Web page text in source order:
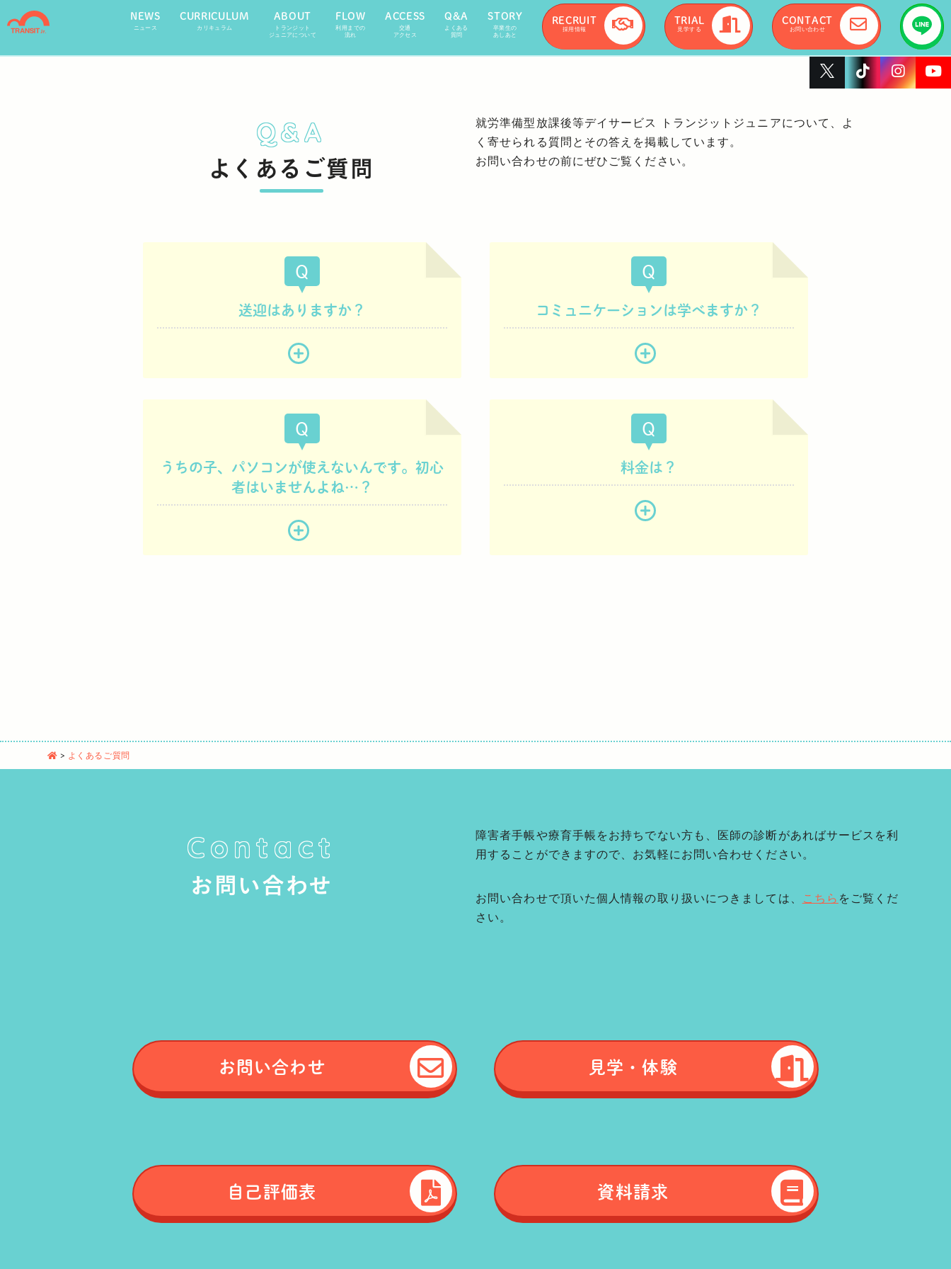
NEWS
ニュース
CURRICULUM
カリキュラム
ABOUT
トランジット
ジュニアについて
FLOW
利用までの
流れ
ACCESS
交通
アクセス
Q&A
よくある
質問
STORY
卒業生の
あしあと
RECRUIT
採用情報
TRIAL
見学する
CONTACT
お問い合わせ
Q&A
よくあるご質問
就労準備型放課後等デイサービス トランジットジュニアについて、よ
く寄せられる質問とその答えを掲載しています。
お問い合わせの前にぜひご覧ください。
Q
送迎はありますか？
Q
コミュニケーションは学べますか？
Q
うちの子、パソコンが使えないんです。初心
者はいませんよね…？
Q
料金は？
> よくあるご質問
Contact
お問い合わせ
障害者手帳や療育手帳をお持ちでない方も、医師の診断があればサービスを利
用することができますので、お気軽にお問い合わせください。
お問い合わせで頂いた個人情報の取り扱いにつきましては、 こちら をご覧くだ
さい。
お問い合わせ 見学・体験
自己評価表 資料請求